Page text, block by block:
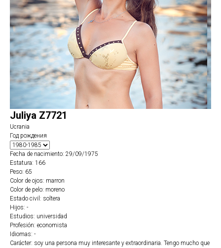
Juliya Z7721
Ucrania
Год рождения
Fecha de nacimiento: 29/09/1975
Estatura: 166
Peso: 65
Color de ojos: marron
Color de pelo: moreno
Estado civil: soltera
Hijos: -
Estudios: universidad
Profesión: economista
Idiomas: -
Carácter: soy una persona muy interesante y extraordinaria. Tengo mucho que